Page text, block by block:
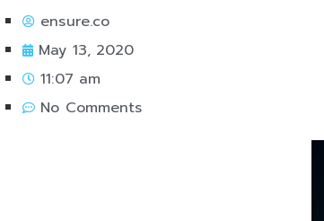
ensure.co
May 13, 2020
11:07 am
No Comments